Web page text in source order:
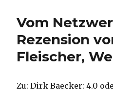
Vom
Rezension
Fleischer,
Zu: Dirk Baecker: 4.0